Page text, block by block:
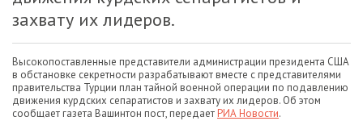
захвату их лидеров.
Высокопоставленные представители администрации президента США
в обстановке секретности разрабатывают вместе с представителями
правительства Турции план тайной военной операции по подавлению
движения курдских сепаратистов и захвату их лидеров. Об этом
сообщает газета Вашинтон пост, передаетРИА Новости.